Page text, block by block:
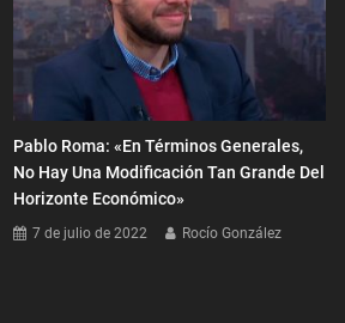
Pablo Roma: «En Términos Generales,
No Hay Una Modificación Tan Grande Del
Horizonte Económico»
7 de julio de 2022 Rocío González